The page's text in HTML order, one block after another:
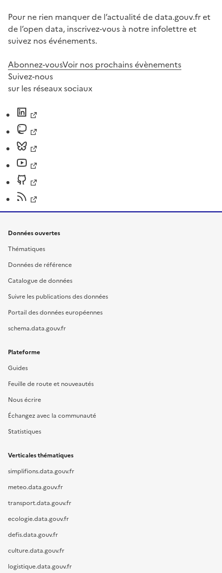
Pour ne rien manquer de l’actualité de data.gouv.fr et
de l’open data, inscrivez-vous à notre infolettre et
suivez nos événements.
Abonnez-vousVoir nos prochains évènements
Suivez-nous
sur les réseaux sociaux
Données ouvertes
Thématiques
Données de référence
Catalogue de données
Suivre les publications des données
Portail des données européennes
schema.data.gouv.fr
Plateforme
Guides
Feuille de route et nouveautés
Nous écrire
Échangez avec la communauté
Statistiques
Verticales thématiques
simplifions.data.gouv.fr
meteo.data.gouv.fr
transport.data.gouv.fr
ecologie.data.gouv.fr
defis.data.gouv.fr
culture.data.gouv.fr
logistique.data.gouv.fr